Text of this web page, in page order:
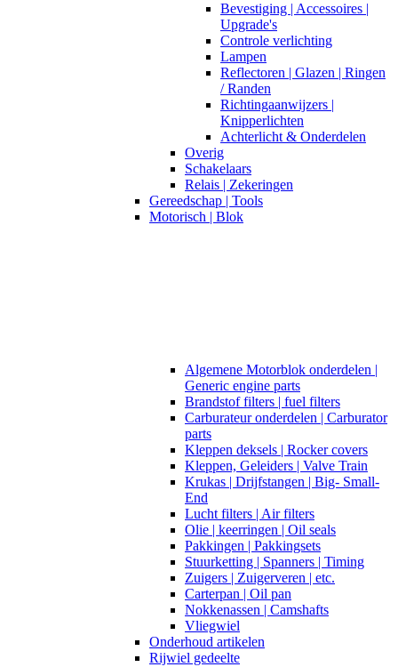
Bevestiging | Accessoires |
Upgrade's
Controle verlichting
Lampen
Reflectoren | Glazen | Ringen
/ Randen
Richtingaanwijzers |
Knipperlichten
Achterlicht & Onderdelen
Overig
Schakelaars
Relais | Zekeringen
Gereedschap | Tools
Motorisch | Blok
Algemene Motorblok onderdelen |
Generic engine parts
Brandstof filters | fuel filters
Carburateur onderdelen | Carburator
parts
Kleppen deksels | Rocker covers
Kleppen, Geleiders | Valve Train
Krukas | Drijfstangen | Big- Small-
End
Lucht filters | Air filters
Olie | keerringen | Oil seals
Pakkingen | Pakkingsets
Stuurketting | Spanners | Timing
Zuigers | Zuigerveren | etc.
Carterpan | Oil pan
Nokkenassen | Camshafts
Vliegwiel
Onderhoud artikelen
Rijwiel gedeelte